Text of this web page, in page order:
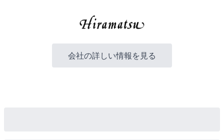
会社の詳しい情報を見る